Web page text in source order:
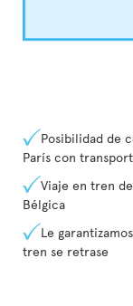
Posibilidad de
París con
Viaje en tren
Bélgica
Le
tren se retrase